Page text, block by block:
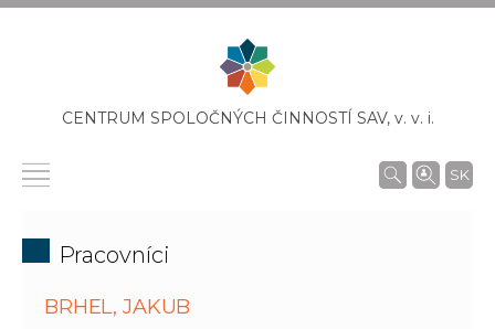
CENTRUM SPOLOČNÝCH ČINNOSTÍ SAV, v. v. i.
SK
Pracovníci
BRHEL, JAKUB